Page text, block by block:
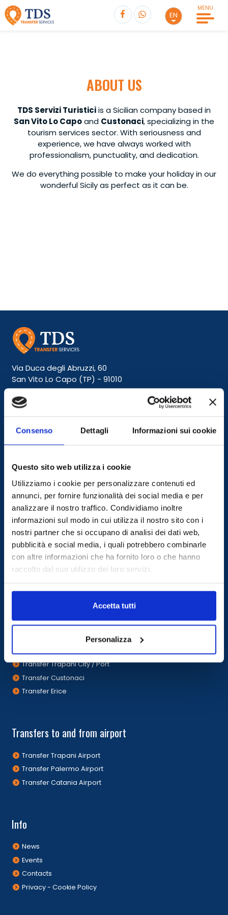
Consenso Dettagli Informazioni sui cookie
Questo sito web utilizza i cookie
Utilizziamo i cookie per personalizzare contenuti ed
annunci, per fornire funzionalità dei social media e per
analizzare il nostro traffico. Condividiamo inoltre
informazioni sul modo in cui utilizza il nostro sito con i
nostri partner che si occupano di analisi dei dati web,
pubblicità e social media, i quali potrebbero combinarle
con altre informazioni che ha fornito loro o che hanno
raccolto dal suo utilizzo dei loro servizi.
Accetta tutti
Personalizza
EN
MENU
ABOUT US
TDS Servizi Turisticiis a Sicilian company based in
San Vito Lo Capoand Custonaci, specializing in the
tourism services sector. With seriousness and
experience, we have always worked with
professionalism, punctuality, and dedication.
We do everything possible to make your holiday in our
wonderful Sicily as perfect as it can be.
TRANSFER
without waiting
TRANSFER
with waiting or shared
Select departure
Select a destination
One Way Round Trip
Departure Time
Passengers0
Adults 0
Total
0,00 BOOK
Via Duca degli Abruzzi, 60
San Vito Lo Capo (TP) - 91010
Customer Service+39 02 21100 282
Transfers to and from town
Transfer San Vito Lo Capo
Transfer Marsala
Transfer Castellamare del Golfo
Transfer Bonagia
Transfer Cefalù
Transfer Cala del Bue Marino ( San Vito lo Capo )
Transfer Baia Santa Margherita ( San Vito lo Capo )
Transfer Zingaro Nature Reserve (Scopello)
Transfer Zingaro Nature Reserve
Transfer Trapani City / Port
Transfer Custonaci
Transfer Erice
Transfers to and from airport
Transfer Trapani Airport
Transfer Palermo Airport
Transfer Catania Airport
Info
News
Events
Contacts
Privacy - Cookie Policy